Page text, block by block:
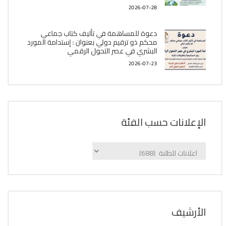
2026-07-28
دعوة للمساهمة في تأليف كتاب جماعي
محكم ذو ترقيم دولي بعنوان : إستدامة المورد
البشري في عصر التحول الرقمي
2026-07-23
الإعلانات حسب الفئة
الإعلانات
اﻷرشيف